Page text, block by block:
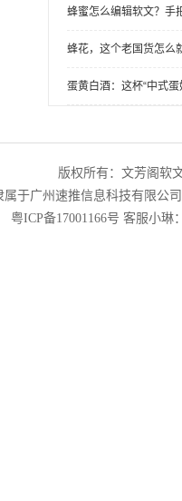
蜂蜜怎么编辑软文？手
蜂花，这个老国货怎么
蛋黄白酒：这杯“中式
版权所有：文芳阁软
属于广州速推信息科技有限公
粤ICP备17001166号 客服小琳